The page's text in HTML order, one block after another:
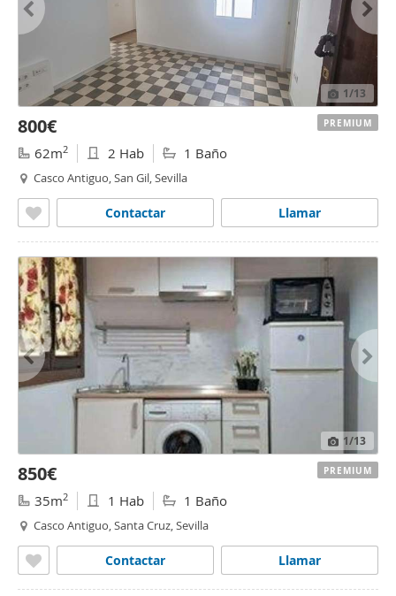
1/13
800€
62m2 2 Hab 1 Baño
Casco Antiguo, San Gil, Sevilla
Llamar
Contactar
PREMIUM
1/13
850€
35m2 1 Hab 1 Baño
Casco Antiguo, Santa Cruz, Sevilla
Llamar
Contactar
PREMIUM